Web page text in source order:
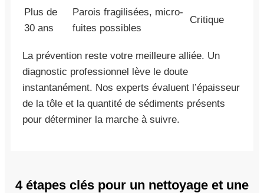
Plus de
30 ans
Parois fragilisées, micro-
fuites possibles
Critique
La prévention reste votre meilleure alliée. Un
diagnostic professionnel lève le doute
instantanément. Nos experts évaluent l’épaisseur
de la tôle et la quantité de sédiments présents
pour déterminer la marche à suivre.
4 étapes clés pour un nettoyage et une